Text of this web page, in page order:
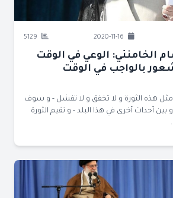
الخامنئي: الوعي في الوقت
بالواجب في الوقت
مثل هذه الثورة و لا تخفق و لا تفشل - و سوف
بين أحداث أخرى في هذا البلد - و تقيم الثورة